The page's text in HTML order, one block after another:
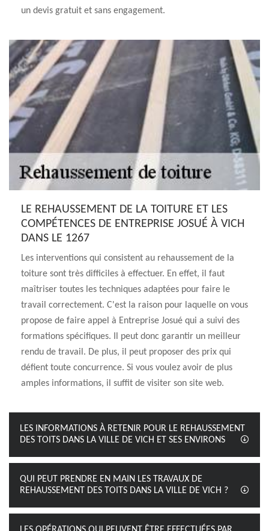
un devis gratuit et sans engagement.
LE REHAUSSEMENT DE LA TOITURE ET LES
COMPÉTENCES DE ENTREPRISE JOSUÉ À VICH
DANS LE 1267
Les interventions qui consistent au rehaussement de la
toiture sont très difficiles à effectuer. En effet, il faut
maîtriser toutes les techniques adaptées pour faire le
travail correctement. C'est la raison pour laquelle on vous
propose de faire appel à Entreprise Josué qui a suivi des
formations spécifiques. Il peut donc garantir un meilleur
rendu de travail. De plus, il peut proposer des prix qui
défient toute concurrence. Si vous voulez avoir de plus
amples informations, il suffit de visiter son site web.
LES INFORMATIONS À RETENIR POUR LE REHAUSSEMENT
DES TOITS DANS LA VILLE DE VICH ET SES ENVIRONS
QUI PEUT PRENDRE EN MAIN LES TRAVAUX DE
REHAUSSEMENT DES TOITS DANS LA VILLE DE VICH ?